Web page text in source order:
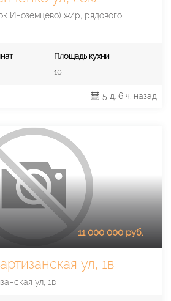
Иноземцево) ж/р, рядового
Площадь кухни
10
5 д. 6 ч. назад
11 000 000 руб.
ул, 1в
ул, 1в